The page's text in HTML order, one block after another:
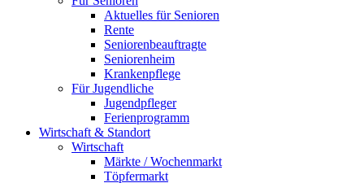
Aktuelles für Senioren
Rente
Seniorenbeauftragte
Seniorenheim
Krankenpflege
Für Jugendliche
Jugendpfleger
Ferienprogramm
Wirtschaft & Standort
Wirtschaft
Märkte / Wochenmarkt
Töpfermarkt